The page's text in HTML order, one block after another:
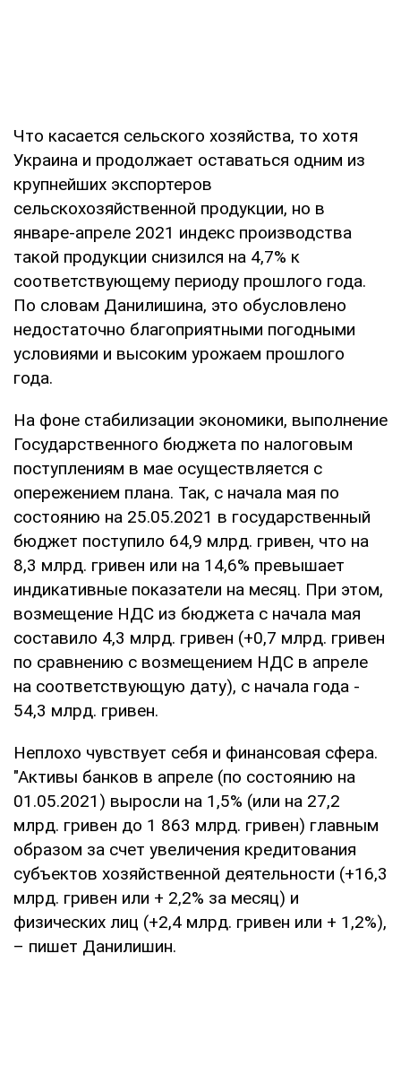
Что касается сельского хозяйства, то хотя
Украина и продолжает оставаться одним из
крупнейших экспортеров
сельскохозяйственной продукции, но в
январе-апреле 2021 индекс производства
такой продукции снизился на 4,7% к
соответствующему периоду прошлого года.
По словам Данилишина, это обусловлено
недостаточно благоприятными погодными
условиями и высоким урожаем прошлого
года.
На фоне стабилизации экономики, выполнение
Государственного бюджета по налоговым
поступлениям в мае осуществляется с
опережением плана. Так, с начала мая по
состоянию на 25.05.2021 в государственный
бюджет поступило 64,9 млрд. гривен, что на
8,3 млрд. гривен или на 14,6% превышает
индикативные показатели на месяц. При этом,
возмещение НДС из бюджета с начала мая
составило 4,3 млрд. гривен (+0,7 млрд. гривен
по сравнению с возмещением НДС в апреле
на соответствующую дату), с начала года -
54,3 млрд. гривен.
Неплохо чувствует себя и финансовая сфера.
"Активы банков в апреле (по состоянию на
01.05.2021) выросли на 1,5% (или на 27,2
млрд. гривен до 1 863 млрд. гривен) главным
образом за счет увеличения кредитования
субъектов хозяйственной деятельности (+16,3
млрд. гривен или + 2,2% за месяц) и
физических лиц (+2,4 млрд. гривен или + 1,2%),
– пишет Данилишин.